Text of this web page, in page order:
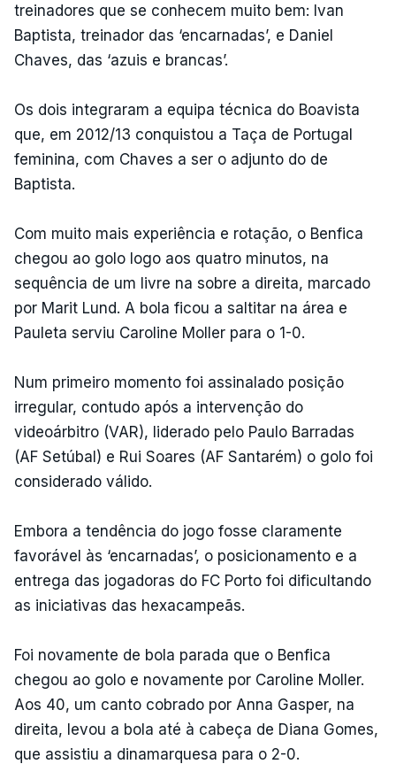
treinadores que se conhecem muito bem: Ivan
Baptista, treinador das ‘encarnadas’, e Daniel
Chaves, das ‘azuis e brancas’.
Os dois integraram a equipa técnica do Boavista
que, em 2012/13 conquistou a Taça de Portugal
feminina, com Chaves a ser o adjunto do de
Baptista.
Com muito mais experiência e rotação, o Benfica
chegou ao golo logo aos quatro minutos, na
sequência de um livre na sobre a direita, marcado
por Marit Lund. A bola ficou a saltitar na área e
Pauleta serviu Caroline Moller para o 1-0.
Num primeiro momento foi assinalado posição
irregular, contudo após a intervenção do
videoárbitro (VAR), liderado pelo Paulo Barradas
(AF Setúbal) e Rui Soares (AF Santarém) o golo foi
considerado válido.
Embora a tendência do jogo fosse claramente
favorável às ‘encarnadas’, o posicionamento e a
entrega das jogadoras do FC Porto foi dificultando
as iniciativas das hexacampeãs.
Foi novamente de bola parada que o Benfica
chegou ao golo e novamente por Caroline Moller.
Aos 40, um canto cobrado por Anna Gasper, na
direita, levou a bola até à cabeça de Diana Gomes,
que assistiu a dinamarquesa para o 2-0.